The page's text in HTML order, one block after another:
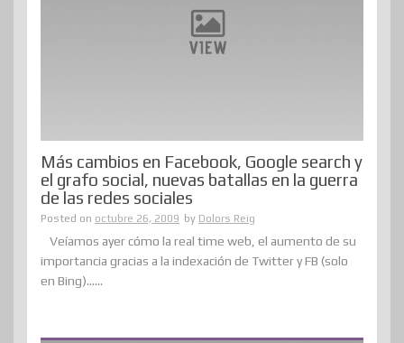
Más cambios en Facebook, Google search y
el grafo social, nuevas batallas en la guerra
de las redes sociales
Posted on octubre 26, 2009 by Dolors Reig
Veíamos ayer cómo la real time web, el aumento de su
importancia gracias a la indexación de Twitter y FB (solo
en Bing)......